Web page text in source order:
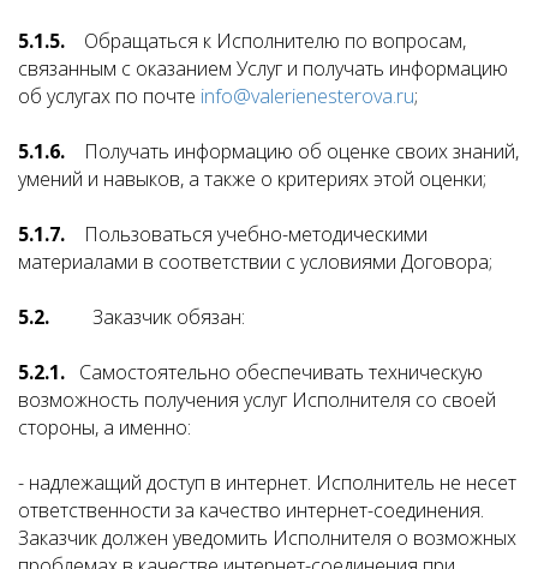
5.1.5.
Обращаться к Исполнителю по вопросам,
связанным с оказанием Услуг и получать информацию
об услугах по почте info@valerienesterova.ru;
5.1.6. Получать информацию об оценке своих знаний,
умений и навыков, а также о критериях этой оценки;
5.1.7. Пользоваться учебно-методическими
материалами в соответствии с условиями Договора;
5.2. Заказчик обязан:
5.2.1. Самостоятельно обеспечивать техническую
возможность получения услуг Исполнителя со своей
стороны, а именно:
- надлежащий доступ в интернет. Исполнитель не несет
ответственности за качество интернет-соединения.
Заказчик должен уведомить Исполнителя о возможных